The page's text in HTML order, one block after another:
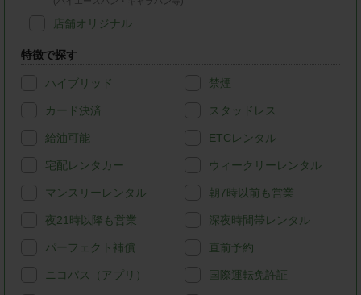
店舗オリジナル
特徴で探す
ハイブリッド 禁煙
カード決済 スタッドレス
給油可能 ETCレンタル
宅配レンタカー ウィークリーレンタル
マンスリーレンタル 朝7時以前も営業
夜21時以降も営業 深夜時間帯レンタル
パーフェクト補償 直前予約
ニコパス（アプリ） 国際運転免許証